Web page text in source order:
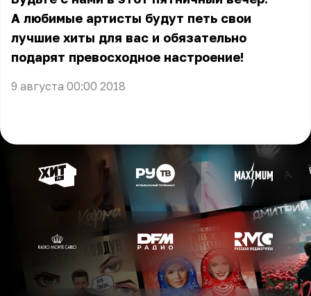
А любимые артисты будут петь свои
лучшие хиты для вас и обязательно
подарят превосходное настроение!
9 августа 00:00 2018